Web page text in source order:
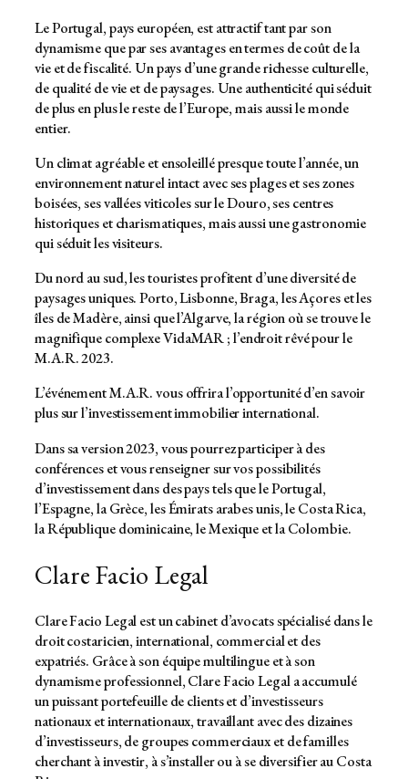
Le Portugal, pays européen, est attractif tant par son
dynamisme que par ses avantages en termes de coût de la
vie et de fiscalité. Un pays d’une grande richesse culturelle,
de qualité de vie et de paysages. Une authenticité qui séduit
de plus en plus le reste de l’Europe, mais aussi le monde
entier.
Un climat agréable et ensoleillé presque toute l’année, un
environnement naturel intact avec ses plages et ses zones
boisées, ses vallées viticoles sur le Douro, ses centres
historiques et charismatiques, mais aussi une gastronomie
qui séduit les visiteurs.
Du nord au sud, les touristes profitent d’une diversité de
paysages uniques. Porto, Lisbonne, Braga, les Açores et les
îles de Madère, ainsi que l’Algarve, la région où se trouve le
magnifique complexe VidaMAR ; l’endroit rêvé pour le
M.A.R. 2023.
L’événement M.A.R. vous offrira l’opportunité d’en savoir
plus sur l’investissement immobilier international.
Dans sa version 2023, vous pourrez participer à des
conférences et vous renseigner sur vos possibilités
d’investissement dans des pays tels que le Portugal,
l’Espagne, la Grèce, les Émirats arabes unis, le Costa Rica,
la République dominicaine, le Mexique et la Colombie.
Clare Facio Legal
Clare Facio Legal est un cabinet d’avocats spécialisé dans le
droit costaricien, international, commercial et des
expatriés. Grâce à son équipe multilingue et à son
dynamisme professionnel, Clare Facio Legal a accumulé
un puissant portefeuille de clients et d’investisseurs
nationaux et internationaux, travaillant avec des dizaines
d’investisseurs, de groupes commerciaux et de familles
cherchant à investir, à s’installer ou à se diversifier au Costa